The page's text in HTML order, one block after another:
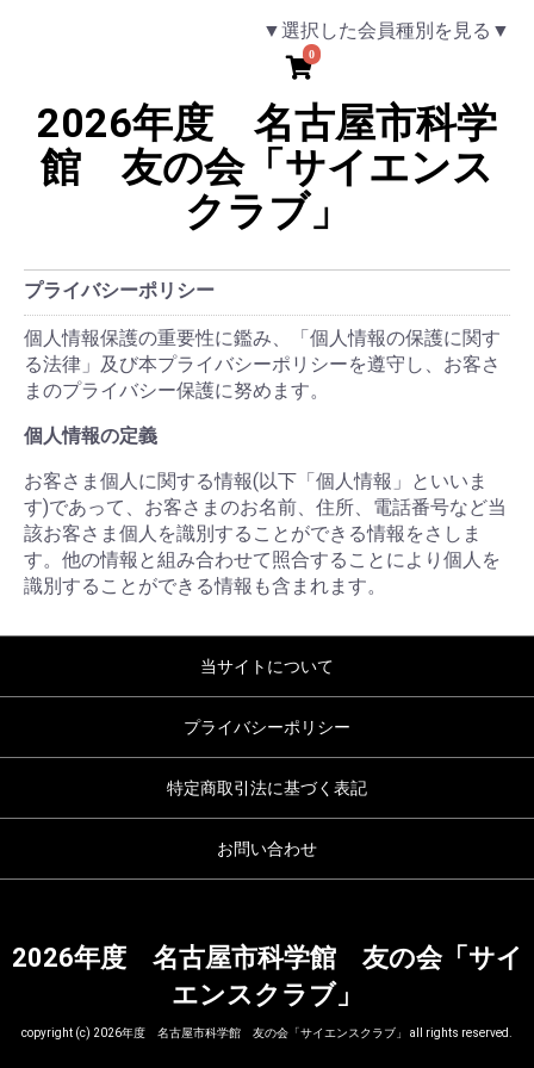
▼選択した会員種別を見る▼
0
2026年度 名古屋市科学
館 友の会「サイエンス
クラブ」
プライバシーポリシー
個人情報保護の重要性に鑑み、「個人情報の保護に関す
る法律」及び本プライバシーポリシーを遵守し、お客さ
まのプライバシー保護に努めます。
個人情報の定義
お客さま個人に関する情報(以下「個人情報」といいま
す)であって、お客さまのお名前、住所、電話番号など当
該お客さま個人を識別することができる情報をさしま
す。他の情報と組み合わせて照合することにより個人を
識別することができる情報も含まれます。
当サイトについて
プライバシーポリシー
特定商取引法に基づく表記
お問い合わせ
2026年度 名古屋市科学館 友の会「サイ
エンスクラブ」
copyright (c) 2026年度 名古屋市科学館 友の会「サイエンスクラブ」 all rights reserved.